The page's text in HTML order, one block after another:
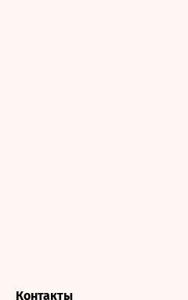
Контакты